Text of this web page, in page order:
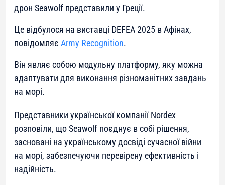
дрон Seawolf представили у Греції.
Це відбулося на виставці DEFEA 2025 в Афінах,
повідомляє Army Recognition.
Він являє собою модульну платформу, яку можна
адаптувати для виконання різноманітних завдань
на морі.
Представники української компанії Nordex
розповіли, що Seawolf поєднує в собі рішення,
засновані на українському досвіді сучасної війни
на морі, забезпечуючи перевірену ефективність і
надійність.